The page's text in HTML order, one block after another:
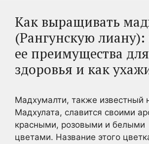
Как выращивать
(Рангунскую
ее преимущества для
здоровья и как
Мадхумалти, также известный
Мадхулата, славится своими
красными, розовыми и белыми
цветами. Название этого